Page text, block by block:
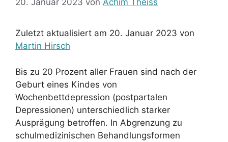
20. Januar 2023 von Achim Theiss
Zuletzt aktualisiert am 20. Januar 2023 von
Martin Hirsch
Bis zu 20 Prozent aller Frauen sind nach der
Geburt eines Kindes von
Wochenbettdepression (postpartalen
Depressionen) unterschiedlich starker
Ausprägung betroffen. In Abgrenzung zu
schulmedizinischen Behandlungsformen